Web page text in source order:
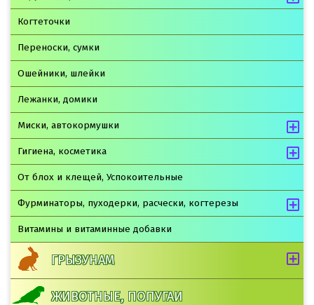
Когтеточки
Переноски, сумки
Ошейники, шлейки
Лежанки, домики
Миски, автокормушки
Гигиена, косметика
От блох и клещей, Успокоительные
Фурминаторы, пуходерки, расчески, когтерезы
Витамины и витаминные добавки
ГРЫЗУНАМ
ЖИВОТНЫЕ, ПОПУГАИ